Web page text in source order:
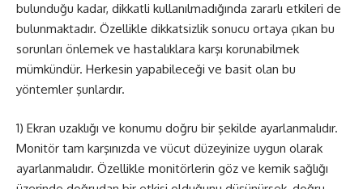
bulunduğu kadar, dikkatli kullanılmadığında zararlı etkileri de
bulunmaktadır. Özellikle dikkatsizlik sonucu ortaya çıkan bu
sorunları önlemek ve hastalıklara karşı korunabilmek
mümkündür. Herkesin yapabileceği ve basit olan bu
yöntemler şunlardır.
1) Ekran uzaklığı ve konumu doğru bir şekilde ayarlanmalıdır.
Monitör tam karşınızda ve vücut düzeyinize uygun olarak
ayarlanmalıdır. Özellikle monitörlerin göz ve kemik sağlığı